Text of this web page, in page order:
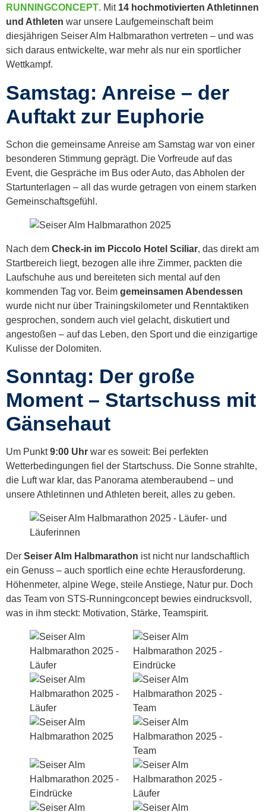
RUNNINGCONCEPT. Mit 14 hochmotivierten Athletinnen
und Athleten war unsere Laufgemeinschaft beim
diesjährigen Seiser Alm Halbmarathon vertreten – und was
sich daraus entwickelte, war mehr als nur ein sportlicher
Wettkampf.
Samstag: Anreise – der
Auftakt zur Euphorie
Schon die gemeinsame Anreise am Samstag war von einer
besonderen Stimmung geprägt. Die Vorfreude auf das
Event, die Gespräche im Bus oder Auto, das Abholen der
Startunterlagen – all das wurde getragen von einem starken
Gemeinschaftsgefühl.
Nach dem Check-in im Piccolo Hotel Sciliar, das direkt am
Startbereich liegt, bezogen alle ihre Zimmer, packten die
Laufschuhe aus und bereiteten sich mental auf den
kommenden Tag vor. Beim gemeinsamen Abendessen
wurde nicht nur über Trainingskilometer und Renntaktiken
gesprochen, sondern auch viel gelacht, diskutiert und
angestoßen – auf das Leben, den Sport und die einzigartige
Kulisse der Dolomiten.
Sonntag: Der große
Moment – Startschuss mit
Gänsehaut
Um Punkt9:00 Uhr war es soweit: Bei perfekten
Wetterbedingungen fiel der Startschuss. Die Sonne strahlte,
die Luft war klar, das Panorama atemberaubend – und
unsere Athletinnen und Athleten bereit, alles zu geben.
Der Seiser Alm Halbmarathon ist nicht nur landschaftlich
ein Genuss – auch sportlich eine echte Herausforderung.
Höhenmeter, alpine Wege, steile Anstiege, Natur pur. Doch
das Team von STS-Runningconcept bewies eindrucksvoll,
was in ihm steckt: Motivation, Stärke, Teamspirit.